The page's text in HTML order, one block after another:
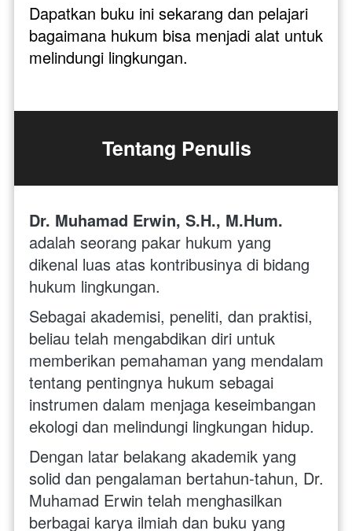
Dapatkan buku ini sekarang dan pelajari
bagaimana hukum bisa menjadi alat untuk
melindungi lingkungan.
Tentang Penulis
Dr. Muhamad Erwin, S.H., M.Hum.
adalah seorang pakar hukum yang
dikenal luas atas kontribusinya di bidang
hukum lingkungan.
Sebagai akademisi, peneliti, dan praktisi,
beliau telah mengabdikan diri untuk
memberikan pemahaman yang mendalam
tentang pentingnya hukum sebagai
instrumen dalam menjaga keseimbangan
ekologi dan melindungi lingkungan hidup.
Dengan latar belakang akademik yang
solid dan pengalaman bertahun-tahun, Dr.
Muhamad Erwin telah menghasilkan
berbagai karya ilmiah dan buku yang